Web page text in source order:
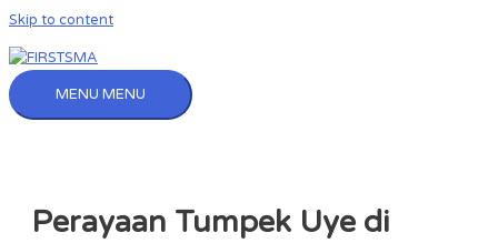
Skip to content
MENU MENU
Perayaan Tumpek Uye di